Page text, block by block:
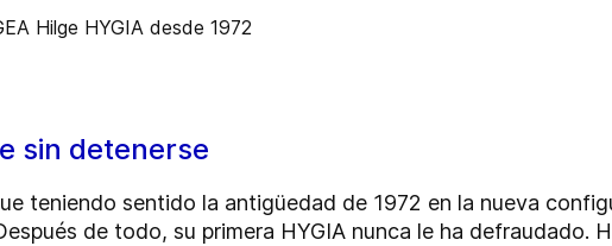
sin detenerse
teniendo sentido la antigüedad de 1972 en la nueva
de todo, su primera HYGIA nunca le ha defraudado.